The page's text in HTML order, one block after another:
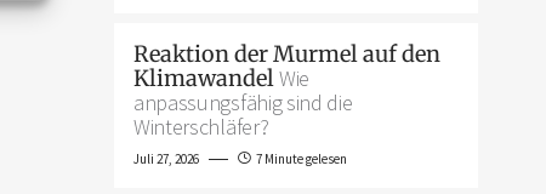
Reaktion der Murmel auf den
KlimawandelWie
anpassungsfähig sind die
Winterschläfer?
Juli 27, 2026 7 Minute gelesen